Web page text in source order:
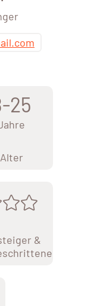
25
Alter
&